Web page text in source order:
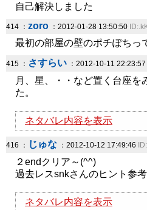
自己解決しました
414 ： zoro ：2012-01-28 13:50:50
最初の部屋の壁のポチぽちっ
415 ： さすらい ：2012-10-11 22:23:57
月、星、・・など置く台座を
た。
ネタバレ内容を表示
416 ： じゅな ：2012-10-12 17:49:46
２endクリア～(^^)
過去レスsnkさんのヒント参考
ネタバレ内容を表示